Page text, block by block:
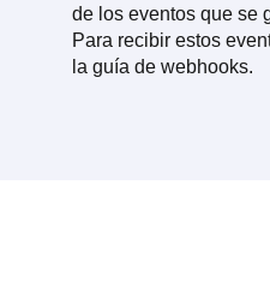
de los eventos que se
Para recibir estos
la guía de webhooks.